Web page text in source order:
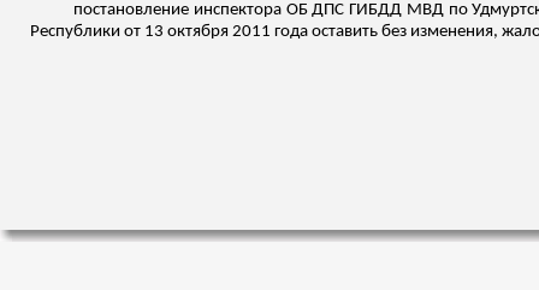
постановление инспектора ОБ ДПС ГИБДД МВД по
Республики от 13 октября 2011 года оставить без изменения,